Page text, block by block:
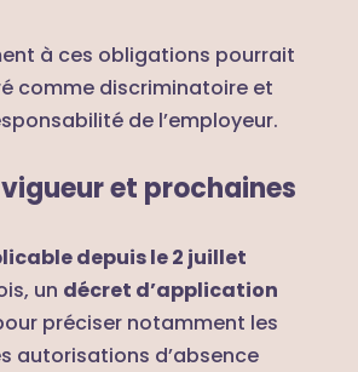
à ces obligations pourrait
comme discriminatoire et
de l’employeur.
et prochaines
depuis le 2 juillet
un décret d’application
préciser notamment les
autorisations d’absence